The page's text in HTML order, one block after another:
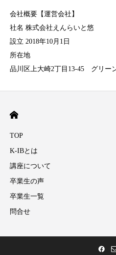
会社概要【運営会社】
社名 株式会社えんらいと悠
設立 2018年10月1日
所在地
品川区上大崎2丁目13-45 グリー
TOP
K-IBとは
講座について
卒業生の声
卒業生一覧
問合せ